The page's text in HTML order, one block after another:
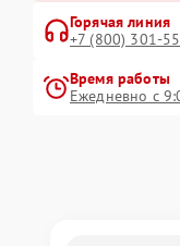
Горячая линия
+7 (800) 301-
Время работы
Ежедневно с